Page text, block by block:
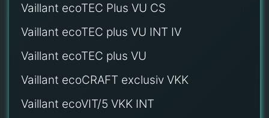
Vaillant ecoTEC Plus VU CS
Vaillant ecoTEC plus VU INT IV
Vaillant ecoTEC plus VU
Vaillant ecoCRAFT exclusiv VKK
Vaillant ecoVIT/5 VKK INT